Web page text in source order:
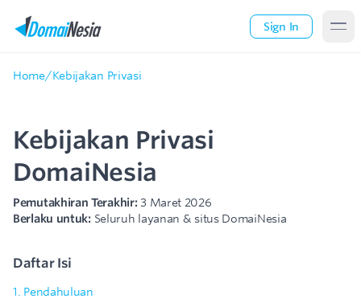
Sign In
Home/Kebijakan Privasi
Kebijakan Privasi
DomaiNesia
Pemutakhiran Terakhir: 3 Maret 2026
Berlaku untuk: Seluruh layanan & situs DomaiNesia
Daftar Isi
1. Pendahuluan